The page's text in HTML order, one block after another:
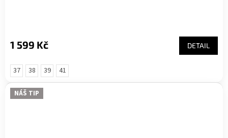
1 599 Kč DETAIL
37 38 39 41
NÁŠ TIP